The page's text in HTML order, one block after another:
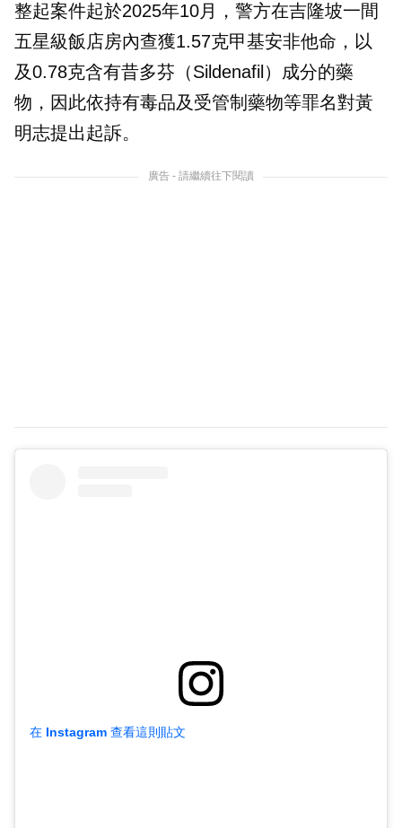
整起案件起於2025年10月，警方在吉隆坡一間
五星級飯店房內查獲1.57克甲基安非他命，以
及0.78克含有昔多芬（Sildenafil）成分的藥
物，因此依持有毒品及受管制藥物等罪名對黃
明志提出起訴。
廣告 - 請繼續往下閱讀
在 Instagram 查看這則貼文